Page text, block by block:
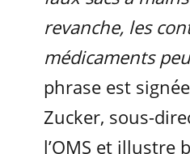
revanche, les
médicaments
phrase est
Zucker, sous-
l’OMS et illustre